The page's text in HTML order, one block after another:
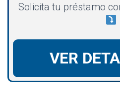
Solicita tu préstamo
VER